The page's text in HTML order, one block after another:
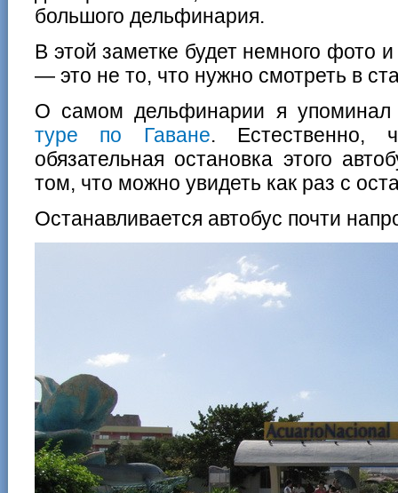
большого дельфинария.
В этой заметке будет немного фото
— это не то, что нужно смотреть в
О самом дельфинарии я
туре по Гаване.
обязательная остановка этого
том, что можно увидеть как раз с
Останавливается автобус почти